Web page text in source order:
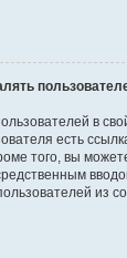
в
есть
того, вы
из